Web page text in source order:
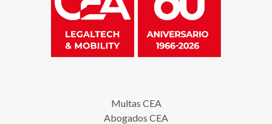
Multas CEA
Abogados CEA